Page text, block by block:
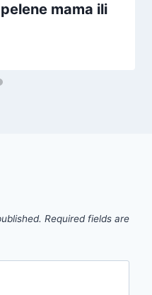
mama ili
Required fields are